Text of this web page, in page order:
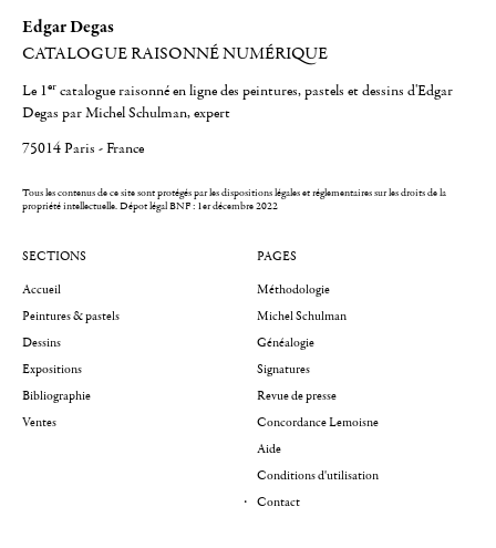
Edgar Degas
CATALOGUE RAISONNÉ NUMÉRIQUE
Le 1er catalogue raisonné en ligne des peintures, pastels et dessins d'Edgar
Degas par Michel Schulman, expert
75014 Paris - France
Tous les contenus de ce site sont protégés par les dispositions légales et réglementaires sur les droits de la
propriété intellectuelle.Dépot légal BNF : 1er décembre 2022
SECTIONS
Accueil
Peintures & pastels
Dessins
Expositions
Bibliographie
Ventes
PAGES
Méthodologie
Michel Schulman
Généalogie
Signatures
Revue de presse
Concordance Lemoisne
Aide
Conditions d'utilisation
Contact